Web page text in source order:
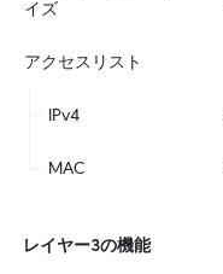
イズ
アクセスリスト
IPv4
MAC
レイヤー3の機能